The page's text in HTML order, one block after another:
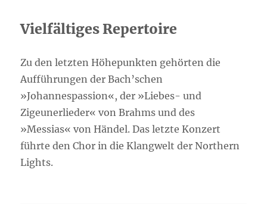
Vielfältiges Repertoire
Zu den letzten Höhepunkten gehörten die
Aufführungen der Bach’­schen
»Johannespassion«, der »Liebes- und
Zigeunerlieder« von Brahms und des
»Messias« von Händel. Das letzte Konzert
führte den Chor in die Klangwelt der Northern
Lights.